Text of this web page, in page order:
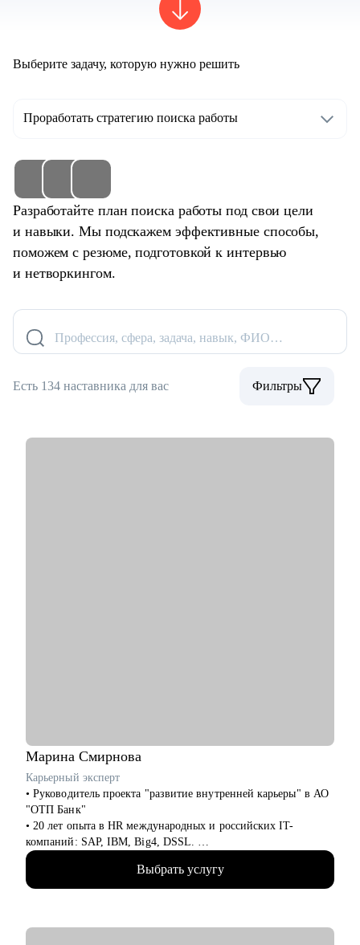
Выберите задачу, которую нужно решить
Проработать стратегию поиска работы
Разработайте план поиска работы под свои цели
и навыки. Мы подскажем эффективные способы,
поможем с резюме, подготовкой к интервью
и нетворкингом.
Профессия, сфера, задача, навык, ФИО…
Есть 134 наставника для вас Фильтры
Марина Смирнова
Карьерный эксперт
• Руководитель проекта "развитие внутренней карьеры" в АО
"ОТП Банк"
• 20 лет опыта в HR международных и российских IT-
компаний: SAP, IBM, Big4, DSSL.
• 13+ лет опыта в рекрутменте от миддл до ТОП-позиций в
сферах продаж, финансов, ИТ, разработки, технического
консалтинга.
Выбрать услугу